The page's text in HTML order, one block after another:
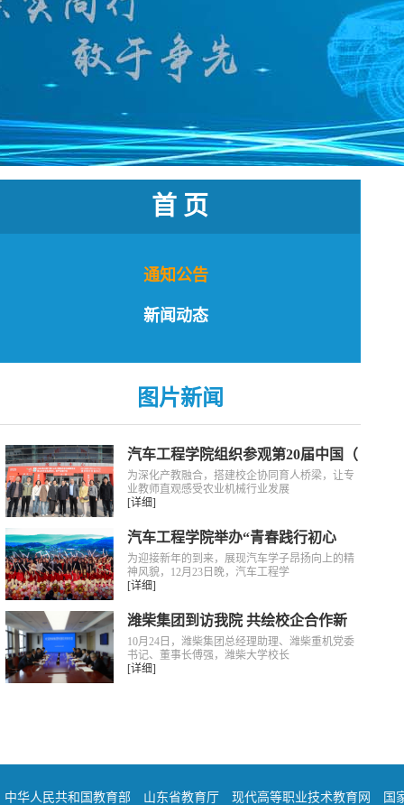
首 页
通知公告
新闻动态
图片新闻
汽车工程学院组织参观第20届中国（
为深化产教融合，搭建校企协同育人桥梁，让专
业教师直观感受农业机械行业发展
[详细]
汽车工程学院举办“青春践行初心
为迎接新年的到来，展现汽车学子昂扬向上的精
神风貌，12月23日晚，汽车工程学
[详细]
潍柴集团到访我院 共绘校企合作新
10月24日，潍柴集团总经理助理、潍柴重机党委
书记、董事长傅强，潍柴大学校长
[详细]
中华人民共和国教育部 山东省教育厅 现代高等职业技术教育网 国